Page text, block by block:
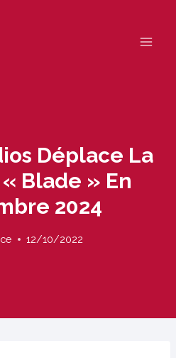
Déplace La
Blade » En
2024
12/10/2022